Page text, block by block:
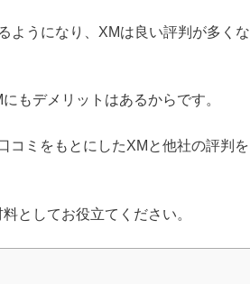
ようになり、XMは良い評判が多くな
にもデメリットはあるからです。
コミをもとにしたXMと他社の評判を
としてお役立てください。